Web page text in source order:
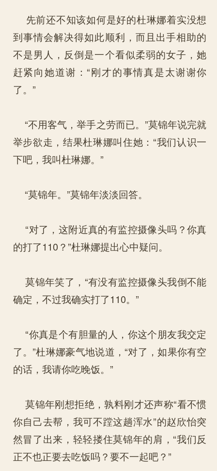
先前还不知该如何是好的杜琳娜着实没想
到事情会解决得如此顺利，而且出手相助的
不是男人，反倒是一个看似柔弱的女子，她
赶紧向她道谢：“刚才的事情真是太谢谢你
了。”
“不用客气，举手之劳而已。”莫锦年说完就
举步欲走，结果杜琳娜叫住她：“我们认识一
下吧，我叫杜琳娜。”
“莫锦年。”莫锦年淡淡回答。
“对了，这附近真的有监控摄像头吗？你真
的打了110？”杜琳娜提出心中疑问。
莫锦年笑了，“有没有监控摄像头我倒不能
确定，不过我确实打了110。”
“你真是个有胆量的人，你这个朋友我交定
了。”杜琳娜豪气地说道，“对了，如果你有空
的话，我请你吃晚饭。”
莫锦年刚想拒绝，孰料刚才还声称“看不惯
你自己去帮，我可不蹚这趟浑水”的赵欣怡突
然冒了出来，轻轻搂住莫锦年的肩，“我们反
正不也正要去吃饭吗？要不一起吧？”